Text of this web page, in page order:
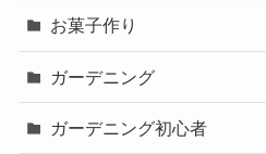
お菓子作り
ガーデニング
ガーデニング初心者